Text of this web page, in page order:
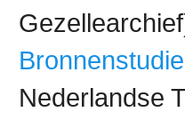
Bronnenstudie
Nederlandse